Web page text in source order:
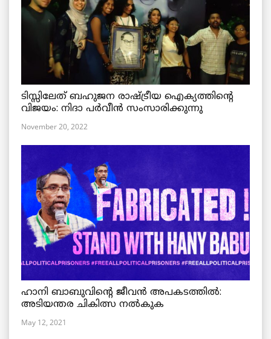
ടിസ്സിലേത് ബഹുജന രാഷ്ട്രീയ ഐക്യത്തിന്റെ
വിജയം: നിദാ പർവീൻ സംസാരിക്കുന്നു
November 20, 2022
ഹാനി ബാബുവിന്റെ ജീവൻ അപകടത്തിൽ:
അടിയന്തര ചികിത്സ നൽകുക
May 12, 2021